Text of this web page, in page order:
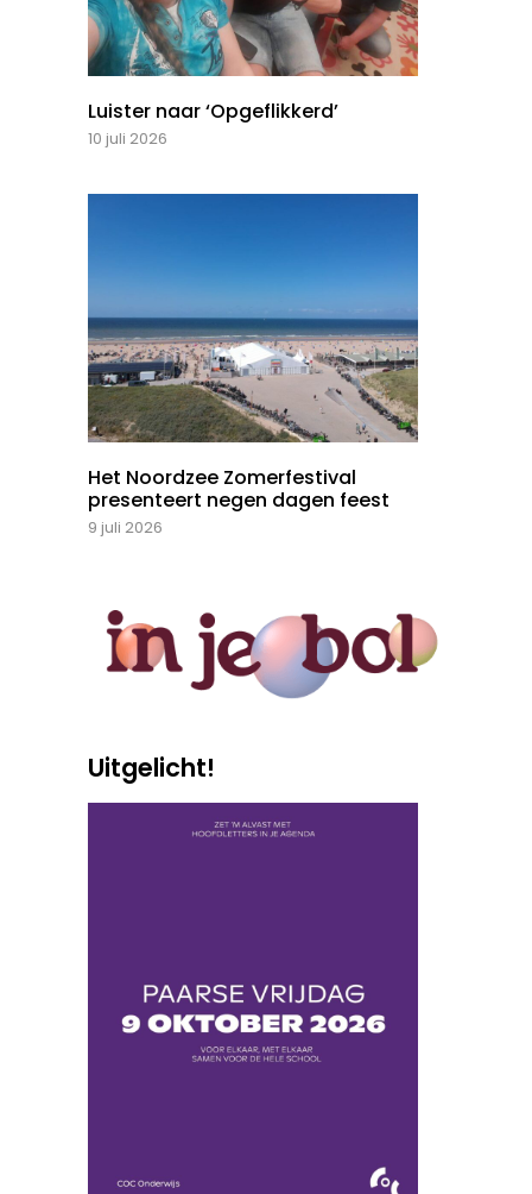
Luister naar ‘Opgeflikkerd’
10 juli 2026
Het Noordzee Zomerfestival
presenteert negen dagen feest
9 juli 2026
Uitgelicht!